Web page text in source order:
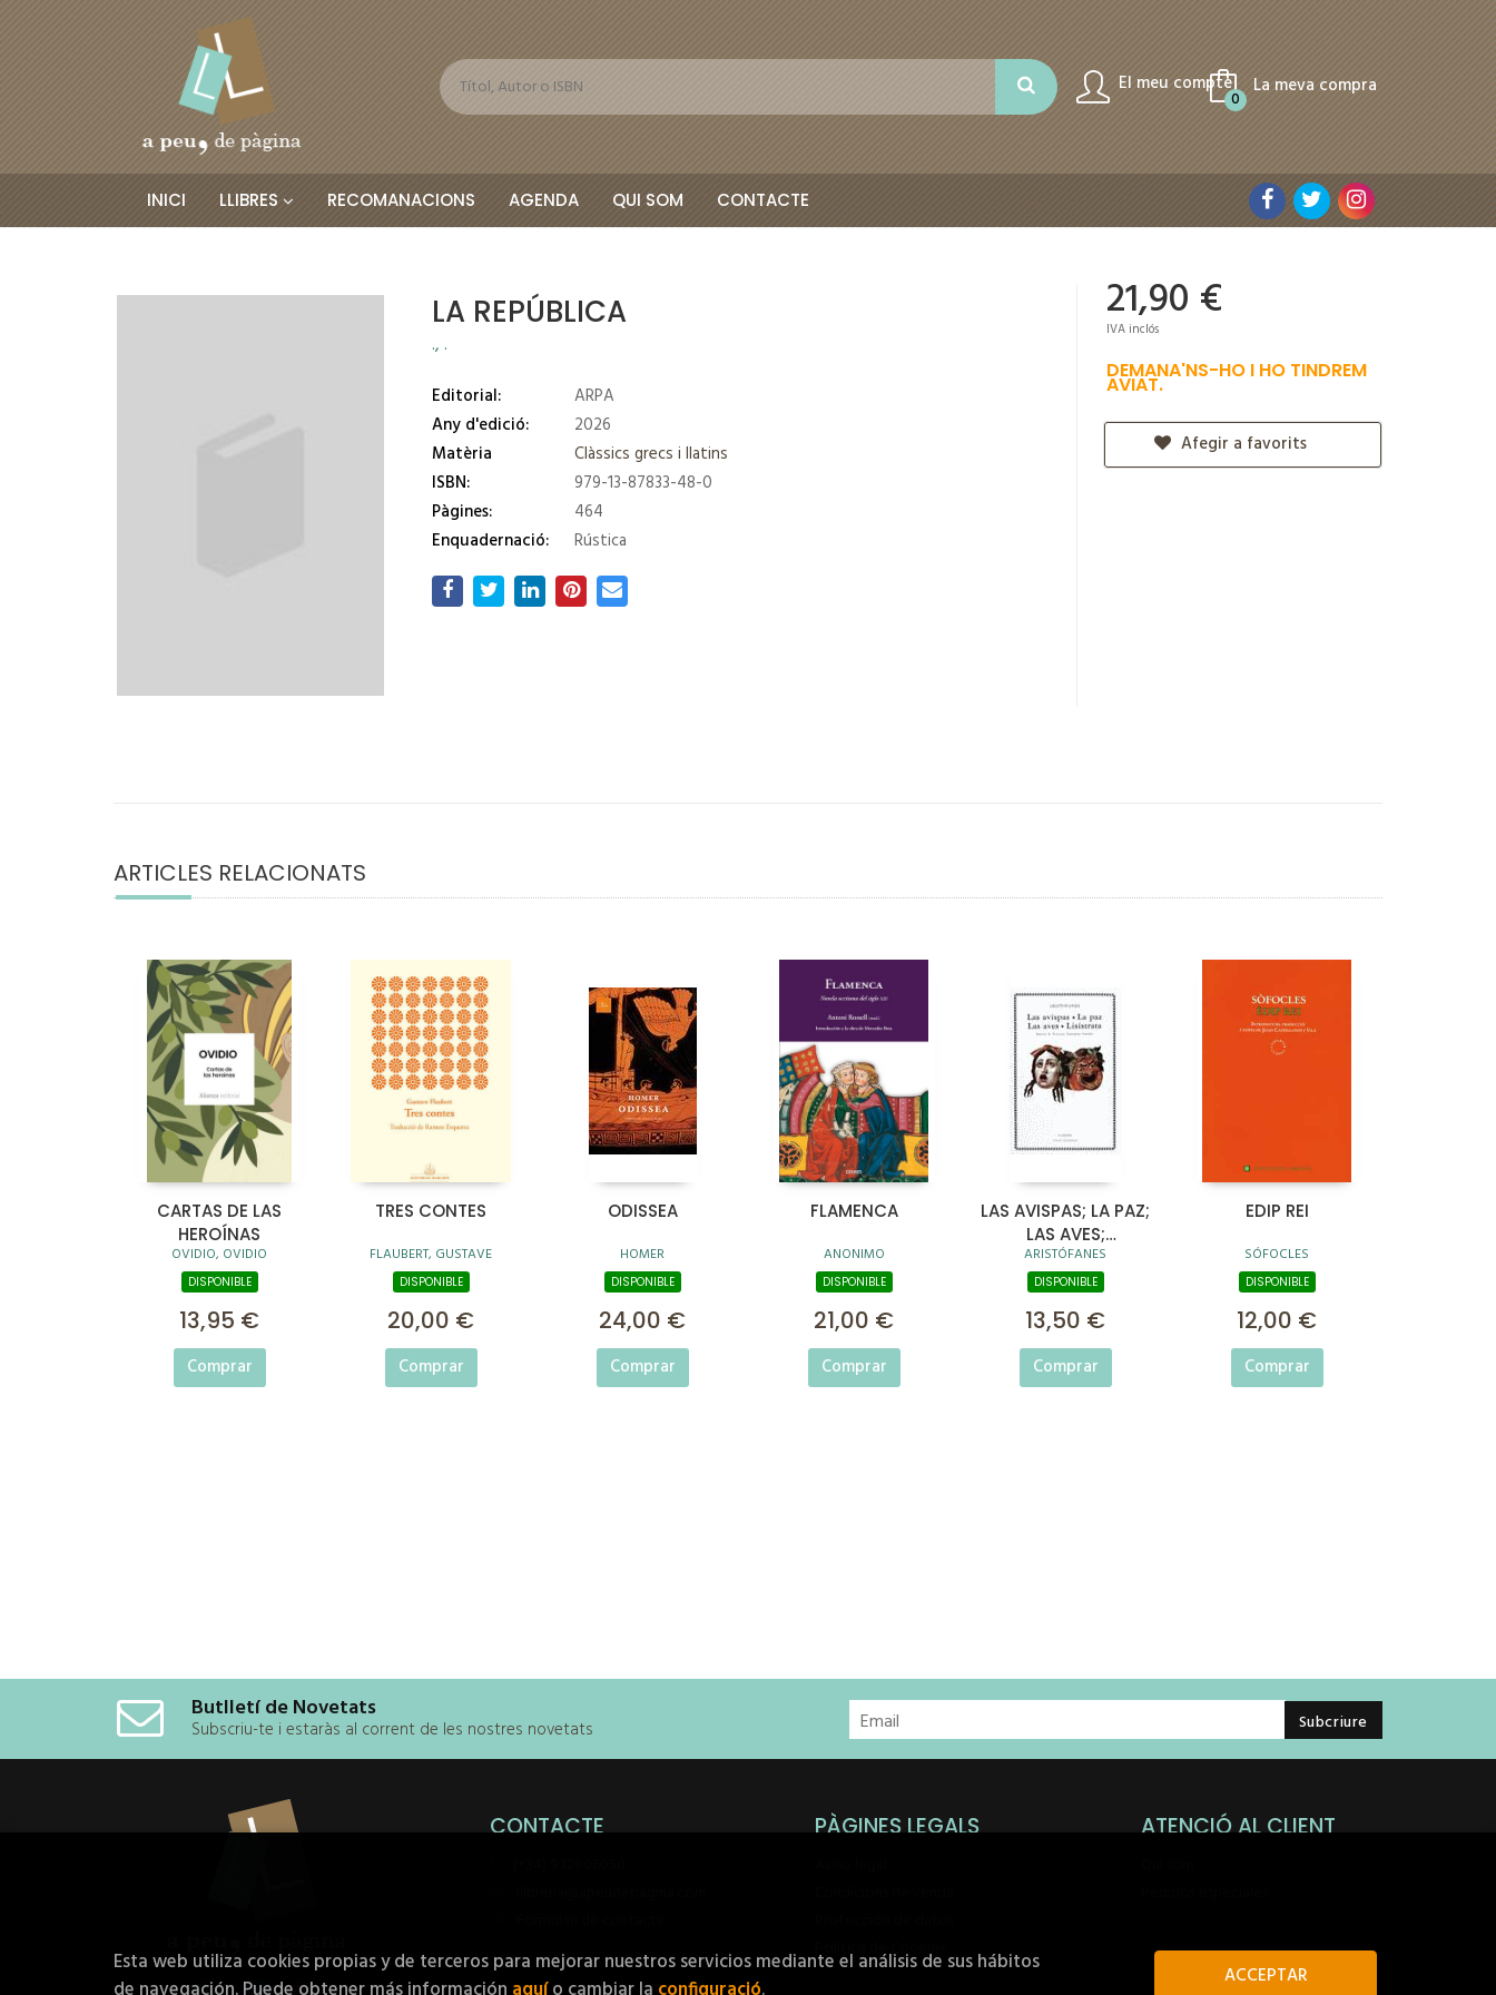
El meu compte La meva compra
0
INICI LLIBRES RECOMANACIONS AGENDA QUI SOM CONTACTE
LA REPÚBLICA
., .
Editorial:
ARPA
Any d'edició:
2026
Matèria
Clàssics grecs i llatins
ISBN:
979-13-87833-48-0
Pàgines:
464
Enquadernació:
Rústica
21,90 €
IVA inclós
DEMANA'NS-HO I HO TINDREM
AVIAT.
Afegir a favorits
ARTICLES RELACIONATS
CARTAS DE LAS
HEROÍNAS
OVIDIO, OVIDIO
DISPONIBLE
13,95 €
Comprar
TRES CONTES
FLAUBERT, GUSTAVE
DISPONIBLE
20,00 €
Comprar
ODISSEA
HOMER
DISPONIBLE
24,00 €
Comprar
FLAMENCA
ANONIMO
DISPONIBLE
21,00 €
Comprar
LAS AVISPAS; LA PAZ;
LAS AVES;
LISÍSTRATA
ARISTÓFANES
DISPONIBLE
13,50 €
Comprar
EDIP REI
SÓFOCLES
DISPONIBLE
12,00 €
Comprar
Butlletí de Novetats
Subscriu-te i estaràs al corrent de les nostres novetats
CONTACTE PÀGINES LEGALS
Política de Cookies
ATENCIÓ AL CLIENT
Esta web utiliza cookies propias y de terceros para mejorar nuestros servicios mediante el análisis de sus hábitos
ACCEPTAR